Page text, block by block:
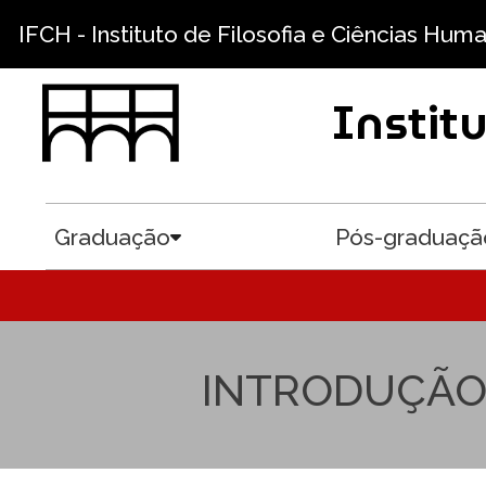
IFCH - Instituto de Filosofia e Ciências
Graduação Pós-